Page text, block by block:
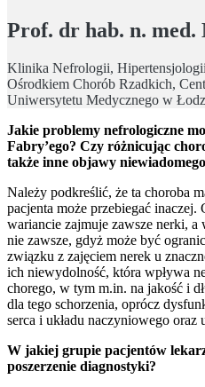
Prof. dr hab. n. med.
Klinika Nefrologii,
Ośrodkiem Chorób Rzadkich,
Uniwersytetu Medycznego w
Jakie problemy nefrologiczne
Fabry’ego? Czy różnicując
także inne objawy
Należy podkreślić, że ta choroba
pacjenta może przebiegać
wariancie zajmuje zawsze nerki,
nie zawsze, gdyż może być
związku z zajęciem nerek u
ich niewydolność, która wpływa
chorego, w tym m.in. na jakość i
dla tego schorzenia, oprócz
serca i układu naczyniowego oraz
W jakiej grupie pacjentów
poszerzenie diagnostyki?